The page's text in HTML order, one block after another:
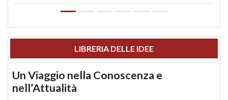
LIBRERIA DELLE IDEE
Un Viaggio nella Conoscenza e
nell’Attualità